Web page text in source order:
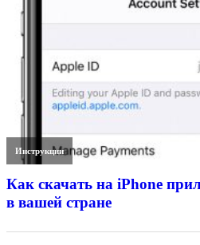
Инструкции
Как скачать на iPhone
в вашей стране